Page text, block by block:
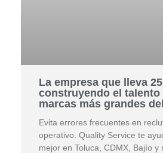
La empresa que lleva
construyendo el talento
marcas más grandes
Evita errores frecuentes en
operativo. Quality Service te
mejor en Toluca, CDMX, Bajío y